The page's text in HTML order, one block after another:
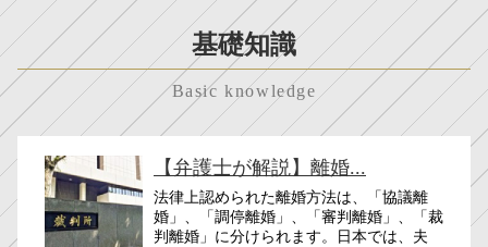
基礎知識
Basic knowledge
【弁護士が解説】離婚...
法律上認められた離婚方法は、「協議離
婚」、「調停離婚」、「審判離婚」、「裁
判離婚」に分けられます。日本では、夫